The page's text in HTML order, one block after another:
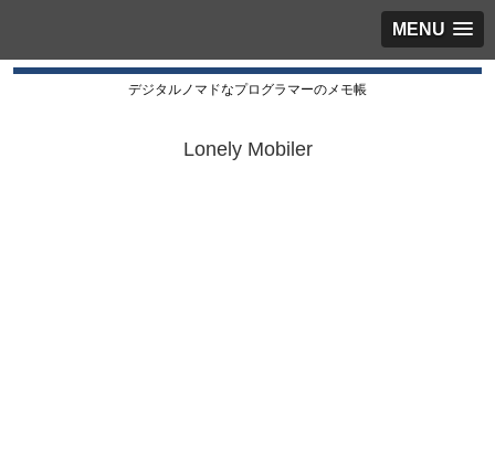
MENU
デジタルノマドなプログラマーのメモ帳
Lonely Mobiler